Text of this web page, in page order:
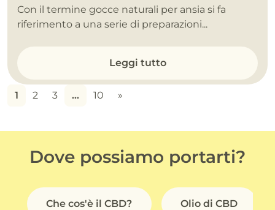
Con il termine gocce naturali per ansia si fa
riferimento a una serie di preparazioni...
Leggi tutto
1 2 3 … 10 »
Dove possiamo portarti?
Che cos'è il CBD? Olio di CBD